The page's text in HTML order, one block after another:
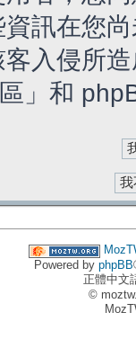
訊在您
入侵所
區」和
Powered by phpBB
正體中文
©